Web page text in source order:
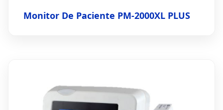
Monitor De Paciente PM-2000XL PLUS